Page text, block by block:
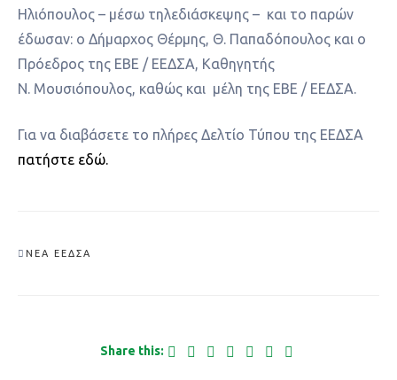
Ηλιόπουλος – μέσω τηλεδιάσκεψης – και το παρών
έδωσαν: ο Δήμαρχος Θέρμης, Θ. Παπαδόπουλος και ο
Πρόεδρος της ΕΒΕ / ΕΕΔΣΑ, Καθηγητής
Ν. Μουσιόπουλος, καθώς και μέλη της ΕΒΕ / ΕΕΔΣΑ.
Για να διαβάσετε το πλήρες Δελτίο Τύπου της ΕΕΔΣΑ
πατήστε εδώ.
ΝΈΑ ΕΕΔΣΑ
Share this: